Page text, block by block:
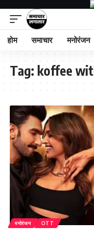
होम समाचार मनोरंजन
Tag: koffee
मनोरंजन OTT